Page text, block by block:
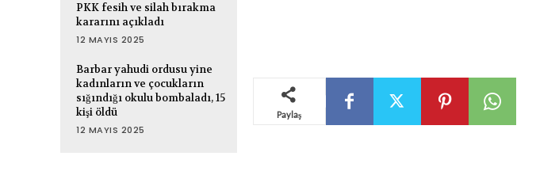
PKK fesih ve silah bırakma
kararını açıkladı
12 MAYIS 2025
Barbar yahudi ordusu yine
kadınların ve çocukların
sığındığı okulu bombaladı, 15
kişi öldü
12 MAYIS 2025
Paylaş